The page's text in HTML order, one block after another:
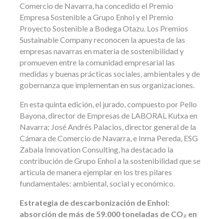
Comercio de Navarra, ha concedido el Premio
Empresa Sostenible a Grupo Enhol y el Premio
Proyecto Sostenible a Bodega Otazu. Los Premios
Sustainable Company reconocen la apuesta de las
empresas navarras en materia de sostenibilidad y
promueven entre la comunidad empresarial las
medidas y buenas prácticas sociales, ambientales y de
gobernanza que implementan en sus organizaciones.
En esta quinta edición, el jurado, compuesto por Pello
Bayona, director de Empresas de LABORAL Kutxa en
Navarra; José Andrés Palacios, director general de la
Cámara de Comercio de Navarra, e Inma Pereda, ESG
Zabala Innovation Consulting, ha destacado la
contribución de Grupo Enhol a la sostenibilidad que se
articula de manera ejemplar en los tres pilares
fundamentales: ambiental, social y económico.
Estrategia de descarbonización de Enhol:
absorción de más de 59.000 toneladas de CO₂ en